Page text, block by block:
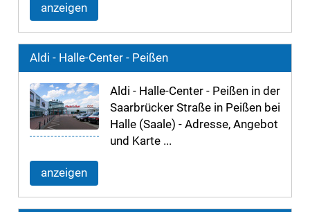
anzeigen
Aldi - Halle-Center - Peißen
Aldi - Halle-Center - Peißen in der
Saarbrücker Straße in Peißen bei
Halle (Saale) - Adresse, Angebot
und Karte ...
anzeigen